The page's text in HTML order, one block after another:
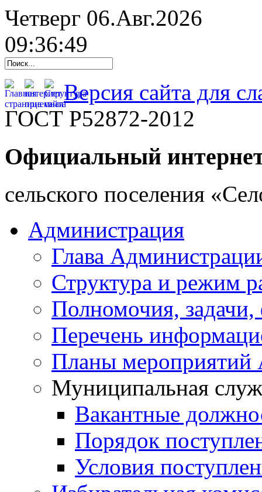
Четверг 06.Авг.2026
09:36:50
Версия сайта для
ГОСТ Р52872-2012
Официальный
cельского поселения
Администрация
Глава
Структура и режим
Полномочия,
Перечень
Планы мероприятий
Муниципальная
Вакантные
Порядок
Условия